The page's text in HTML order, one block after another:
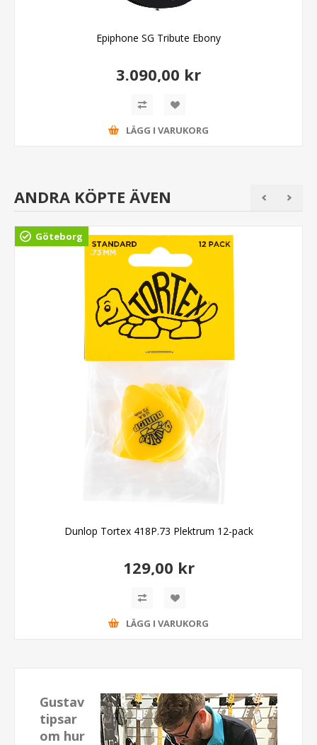
Epiphone SG Tribute Ebony
3.090,00 kr
LÄGG I VARUKORG
ANDRA KÖPTE ÄVEN
Göteborg
Dunlop Tortex 418P.73 Plektrum 12-pack
129,00 kr
LÄGG I VARUKORG
Gustav
tipsar
om hur